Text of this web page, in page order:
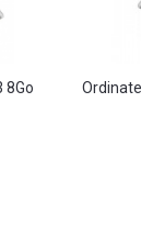
8Go